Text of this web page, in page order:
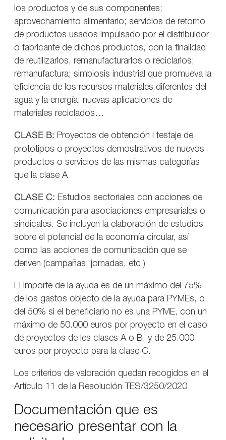
los productos y de sus componentes;
aprovechamiento alimentario; servicios de retorno
de productos usados impulsado por el distribuidor
o fabricante de dichos productos, con la finalidad
de reutilizarlos, remanufacturarlos o reciclarlos;
remanufactura; simbiosis industrial que promueva la
eficiencia de los recursos materiales diferentes del
agua y la energía; nuevas aplicaciones de
materiales reciclados…
CLASE B: Proyectos de obtención i testaje de
prototipos o proyectos demostrativos de nuevos
productos o servicios de las mismas categorías
que la clase A
CLASE C: Estudios sectoriales con acciones de
comunicación para asociaciones empresariales o
sindicales. Se incluyen la elaboración de estudios
sobre el potencial de la economía circular, así
como las acciones de comunicación que se
deriven (campañas, jornadas, etc.)
El importe de la ayuda es de un máximo del 75%
de los gastos objecto de la ayuda para PYMEs, o
del 50% si el beneficiario no es una PYME, con un
máximo de 50.000 euros por proyecto en el caso
de proyectos de les clases A o B, y de 25.000
euros por proyecto para la clase C.
Los criterios de valoración quedan recogidos en el
Artículo 11 de la Resolución TES/3250/2020
Documentación que es
necesario presentar con la